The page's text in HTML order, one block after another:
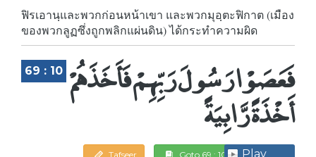
ฟิรเอานฺและพวกก่อนหน้าเขา และพวกมุอฺตะฟิกาต (เมือง
ของพวกลูฏซึ่งถูกพลิกแผ่นดิน) ได้กระทำความผิด
69 : 10 فَعَصَوْا رَسُولَ رَبِّهِمْ فَأَخَذَهُمْ
أَخْذَةً رَّابِيَةً
Tafseer Goto 69 : 10 Play